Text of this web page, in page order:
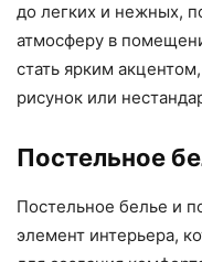
до легких и нежных,
атмосферу в
стать ярким
рисунок или
Постельное
Постельное белье и
элемент интерьера,